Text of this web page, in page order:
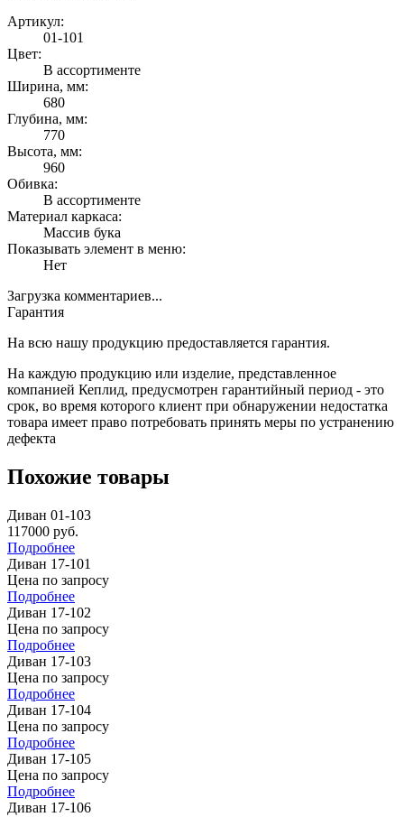
Артикул:
01-101
Цвет:
В ассортименте
Ширина, мм:
680
Глубина, мм:
770
Высота, мм:
960
Обивка:
В ассортименте
Материал каркаса:
Массив бука
Показывать элемент в меню:
Нет
Загрузка комментариев...
Гарантия
На всю нашу продукцию предоставляется гарантия.
На каждую продукцию или изделие, представленное
компанией Кеплид, предусмотрен гарантийный период - это
срок, во время которого клиент при обнаружении недостатка
товара имеет право потребовать принять меры по устранению
дефекта
Похожие товары
Диван 01-103
117000 руб.
Подробнее
Диван 17-101
Цена по запросу
Подробнее
Диван 17-102
Цена по запросу
Подробнее
Диван 17-103
Цена по запросу
Подробнее
Диван 17-104
Цена по запросу
Подробнее
Диван 17-105
Цена по запросу
Подробнее
Диван 17-106